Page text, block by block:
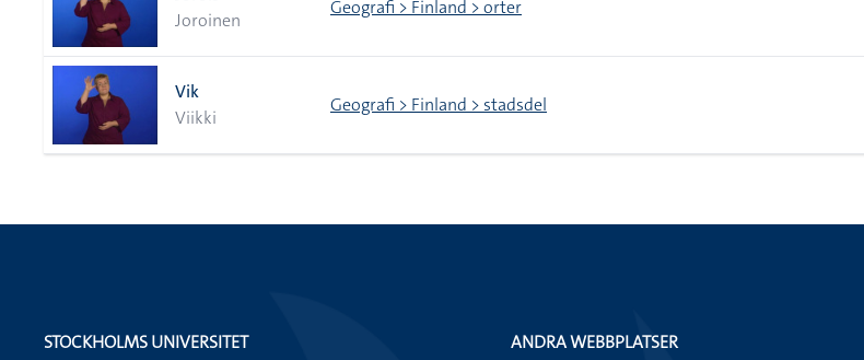
Joroinen
Geografi > Finland > orter
Vik
Viikki
Geografi > Finland > stadsdel
STOCKHOLMS UNIVERSITET
ANDRA WEBBPLATSER